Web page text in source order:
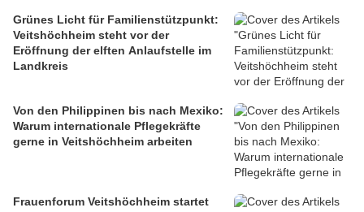
Grünes Licht für Familienstützpunkt:
Veitshöchheim steht vor der
Eröffnung der elften Anlaufstelle im
Landkreis
Von den Philippinen bis nach Mexiko:
Warum internationale Pflegekräfte
gerne in Veitshöchheim arbeiten
Frauenforum Veitshöchheim startet